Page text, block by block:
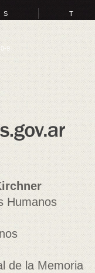
S T
0-9
Humanos
de la Memoria